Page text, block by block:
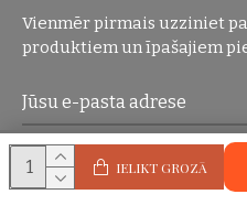
IELIKT GROZĀ
Vienmēr pirmais uzziniet
produktiem un īpašajiem
Esmu iepazinies(-usies) ar sadaļu
piekrītu visiem minētajiem